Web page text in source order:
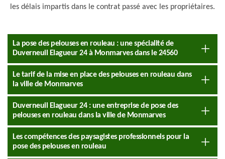
les délais impartis dans le contrat passé avec les propriétaires.
La pose des pelouses en rouleau : une spécialité de
Duverneuil Elagueur 24 à Monmarves dans le 24560
Le tarif de la mise en place des pelouses en rouleau dans
la ville de Monmarves
Duverneuil Elagueur 24 : une entreprise de pose des
pelouses en rouleau dans la ville de Monmarves
Les compétences des paysagistes professionnels pour la
pose des pelouses en rouleau